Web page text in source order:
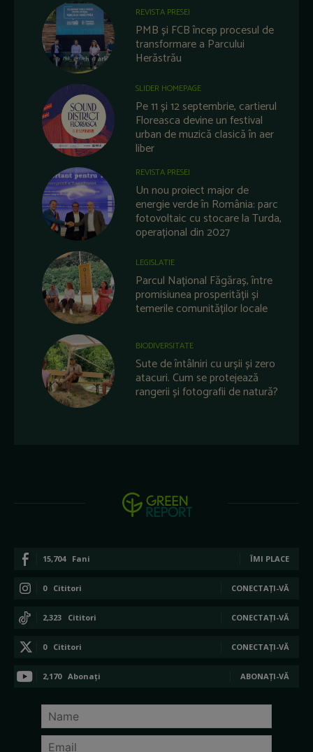
REVISTA PRESEI
PMB și FCB încep procesul de
transformare a Parcului
Herăstrău
SLIDER HOMEPAGE
Pe 11 și 12 septembrie, cartierul
Floreasca devine un festival
urban de muzică clasică în aer
liber
REVISTA PRESEI
Un nou proiect major de
energie verde în România: parc
fotovoltaic cu stocare la Turda,
operațional din 2027
LEGISLATIE
Parcul Național Făgăraș, între
promisiunea prosperității și
temerile comunităților locale
BIODIVERSITATE
Sute de întâlniri cu urșii și zero
atacuri. Cum se protejează
rangerii și fotografii de natură?
15,704 Fani ÎMI PLACE
0 Cititori CONECTAȚI-VĂ
2,323 Cititori CONECTAȚI-VĂ
0 Cititori CONECTAȚI-VĂ
2,170 Abonați ABONAȚI-VĂ